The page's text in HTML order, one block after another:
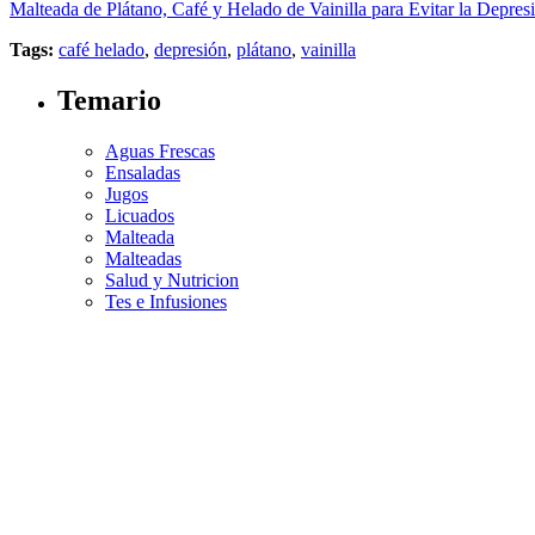
Malteada de Plátano, Café y Helado de Vainilla para Evitar la
Tags: café helado, depresión, plátano, vainilla
Temario
Aguas Frescas
Ensaladas
Jugos
Licuados
Malteada
Malteadas
Salud y Nutricion
Tes e Infusiones